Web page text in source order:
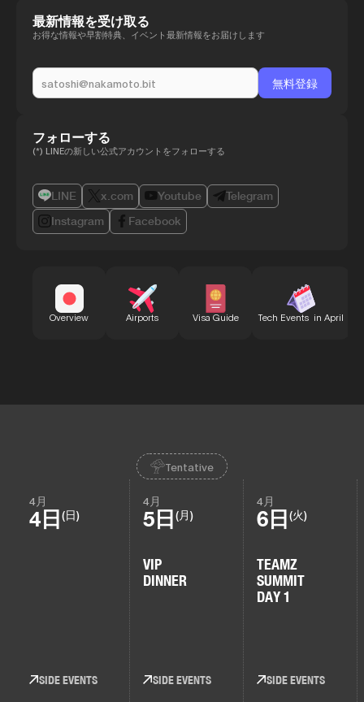
最新情報を受け取る
お得な情報や早割特典、イベント最新情報をお届けします
フォローする
(*) LINEの新しい公式アカウントをフォローする
LINE x.com Youtube
Telegram
Instagram
Facebook
Overview Airports Visa Guide Tech Events in April
Tentative
4月
4日 (日)
SIDE EVENTS
4月
5日 (月)
VIP
DINNER
SIDE EVENTS
4月
6日 (火)
TEAMZ
SUMMIT
DAY 1
SIDE EVENTS